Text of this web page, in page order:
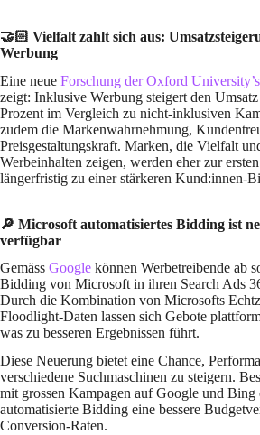
🤝🏻 Vielfalt zahlt sich aus:
Werbung
Eine neue Forschung der Oxford
zeigt: Inklusive Werbung steigert den
Prozent im Vergleich zu nicht-inklusiven
zudem die Markenwahrnehmung,
Preisgestaltungskraft. Marken, die Vielfalt
Werbeinhalten zeigen, werden eher zur
längerfristig zu einer stärkeren Kund:innen-
🔎 Microsoft automatisiertes Bidding ist
verfügbar
Gemäss Google können Werbetreibende ab
Bidding von Microsoft in ihren Search Ads
Durch die Kombination von Microsofts
Floodlight-Daten lassen sich Gebote
was zu besseren Ergebnissen führt.
Diese Neuerung bietet eine Chance,
verschiedene Suchmaschinen zu steigern.
mit grossen Kampagen auf Google und Bing
automatisierte Bidding eine bessere
Conversion-Raten.